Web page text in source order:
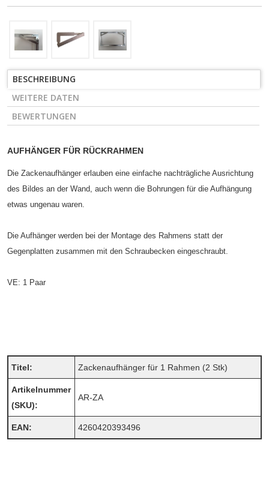
BESCHREIBUNG
WEITERE DATEN
BEWERTUNGEN
AUFHÄNGER FÜR RÜCKRAHMEN
Die Zackenaufhänger erlauben eine einfache nachträgliche Ausrichtung
des Bildes an der Wand, auch wenn die Bohrungen für die Aufhängung
etwas ungenau waren.
Die Aufhänger werden bei der Montage des Rahmens statt der
Gegenplatten zusammen mit den Schraubecken eingeschraubt.
VE: 1 Paar
Titel: Zackenaufhänger für 1 Rahmen (2 Stk)
Artikelnummer
(SKU):
AR-ZA
EAN: 4260420393496